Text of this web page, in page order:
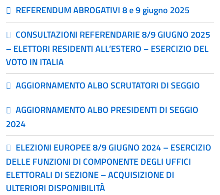
REFERENDUM ABROGATIVI 8 e 9 giugno 2025
CONSULTAZIONI REFERENDARIE 8/9 GIUGNO 2025
– ELETTORI RESIDENTI ALL’ESTERO – ESERCIZIO DEL
VOTO IN ITALIA
AGGIORNAMENTO ALBO SCRUTATORI DI SEGGIO
AGGIORNAMENTO ALBO PRESIDENTI DI SEGGIO
2024
ELEZIONI EUROPEE 8/9 GIUGNO 2024 – ESERCIZIO
DELLE FUNZIONI DI COMPONENTE DEGLI UFFICI
ELETTORALI DI SEZIONE – ACQUISIZIONE DI
ULTERIORI DISPONIBILITÀ